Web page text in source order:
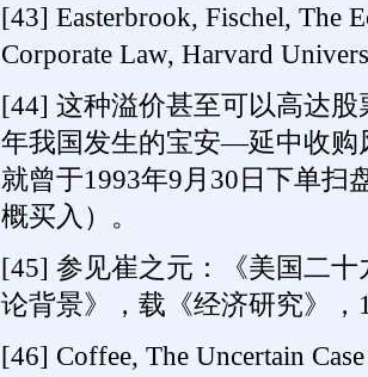
[43] Easterbrook, Fischel, The
Corporate Law, Harvard
[44] 这种溢价甚至可以高达股
年我国发生的宝安—延中收购
就曾于1993年9月30日下单扫
概买入）。
[45] 参见崔之元：《美国二
论背景》，载《经济研究》，
[46] Coffee, The Uncertain